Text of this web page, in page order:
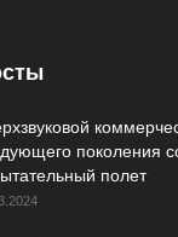
поколения
полет